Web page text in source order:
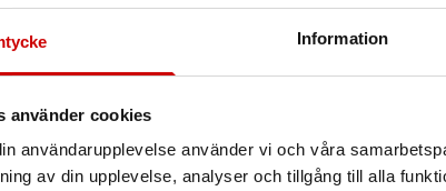
Information
använder cookies
användarupplevelse använder vi och våra
av din upplevelse, analyser och tillgång till alla
produkt